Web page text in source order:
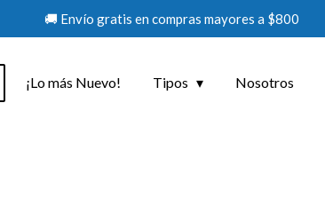
🚚 Envío gratis en compras mayores a $800
¡Lo más Nuevo! Tipos Nosotros